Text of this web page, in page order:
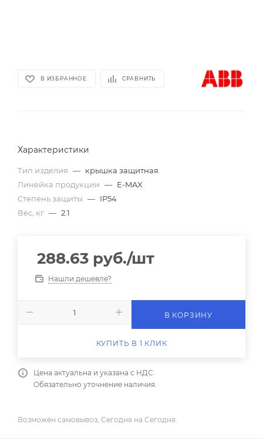
В ИЗБРАННОЕ СРАВНИТЬ
Характеристики
Тип изделия — крышка защитная
Линейка продукции — E-MAX
Степень защиты — IP54
Вес, кг — 2.1
288.63 руб./шт
Нашли дешевле?
В КОРЗИНУ
КУПИТЬ В 1 КЛИК
Цена актуальна и указана с НДС.
Обязательно уточнение наличия.
Возможен самовывоз, Сегодня на Сегодня.